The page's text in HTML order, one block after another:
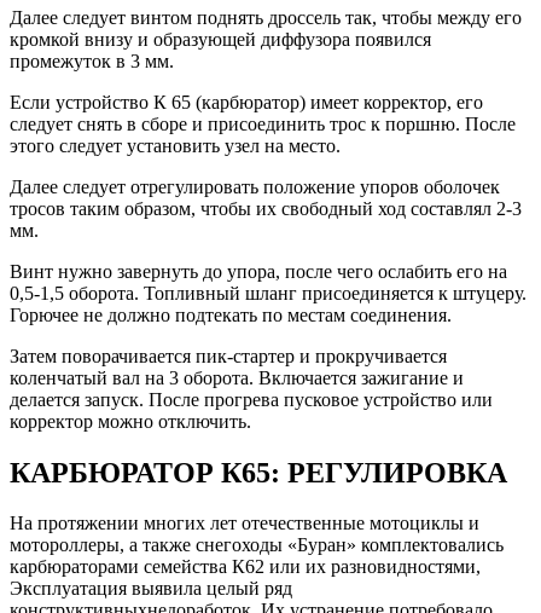
Далее следует винтом поднять дроссель так, чтобы между его
кромкой внизу и образующей диффузора появился
промежуток в 3 мм.
Если устройство К 65 (карбюратор) имеет корректор, его
следует снять в сборе и присоединить трос к поршню. После
этого следует установить узел на место.
Далее следует отрегулировать положение упоров оболочек
тросов таким образом, чтобы их свободный ход составлял 2-3
мм.
Винт нужно завернуть до упора, после чего ослабить его на
0,5-1,5 оборота. Топливный шланг присоединяется к штуцеру.
Горючее не должно подтекать по местам соединения.
Затем поворачивается пик-стартер и прокручивается
коленчатый вал на 3 оборота. Включается зажигание и
делается запуск. После прогрева пусковое устройство или
корректор можно отключить.
КАРБЮРАТОР К65: РЕГУЛИРОВКА
На протяжении многих лет отечественные мотоциклы и
мотороллеры, а также снегоходы «Буран» комплектовались
карбюраторами семейства К62 или их разновидностями,
Эксплуатация выявила целый ряд